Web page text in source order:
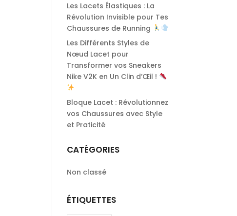
Les Lacets Élastiques : La
Révolution Invisible pour Tes
Chaussures de Running
Les Différents Styles de
Nœud Lacet pour
Transformer vos Sneakers
Nike V2K en Un Clin d’Œil !
Bloque Lacet : Révolutionnez
vos Chaussures avec Style
et Praticité
CATÉGORIES
Non classé
ÉTIQUETTES